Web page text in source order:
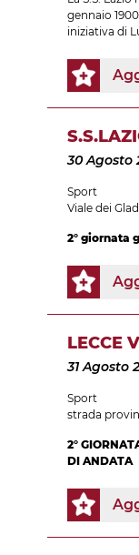
gennaio
iniziativa di
30 Agosto
Sport
Viale dei
2° giornata
LECCE
31 Agosto
Sport
strada
2°
DI ANDATA